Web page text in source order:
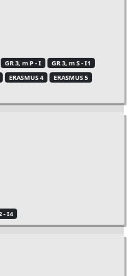
GR 3, m P - I
GR 3, m S - I1
ERASMUS 4
ERASMUS 5
- I4